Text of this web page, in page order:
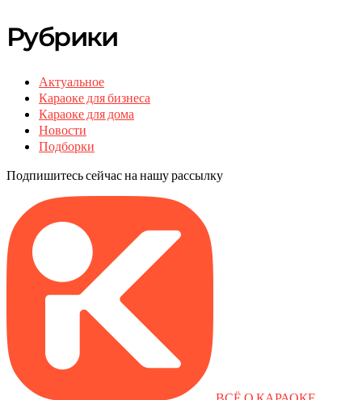
Рубрики
Актуальное
Караоке для бизнеса
Караоке для дома
Новости
Подборки
Подпишитесь сейчас на нашу рассылку